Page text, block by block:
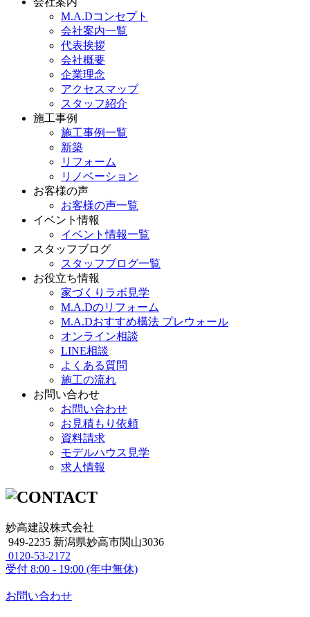
M.A.Dコンセプト
会社案内一覧
代表挨拶
会社概要
企業理念
アクセスマップ
スタッフ紹介
施工事例
施工事例一覧
新築
リフォーム
リノベーション
お客様の声
お客様の声一覧
イベント情報
イベント情報一覧
スタッフブログ
スタッフブログ一覧
お役立ち情報
家づくりラボ見学
M.A.Dのリフォーム
M.A.Dおすすめ構法 プレウォール
オンライン相談
LINE相談
よくある質問
施工の流れ
お問い合わせ
お問い合わせ
お見積もり依頼
資料請求
モデルハウス見学
求人情報
妙高建設株式会社
949-2235 新潟県妙高市関山3036
0120-53-2172
受付 8:00 - 19:00 (年中無休)
お問い合わせ